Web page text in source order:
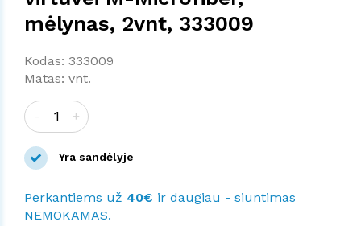
mėlynas, 2vnt, 333009
Kodas: 333009
Matas: vnt.
- +
Yra sandėlyje
Perkantiems už 40€ ir daugiau - siuntimas
NEMOKAMAS.